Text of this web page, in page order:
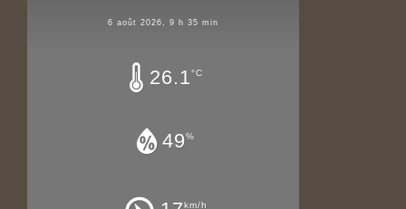
6 août 2026, 9 h 35 min
26.1°C
49%
km/h